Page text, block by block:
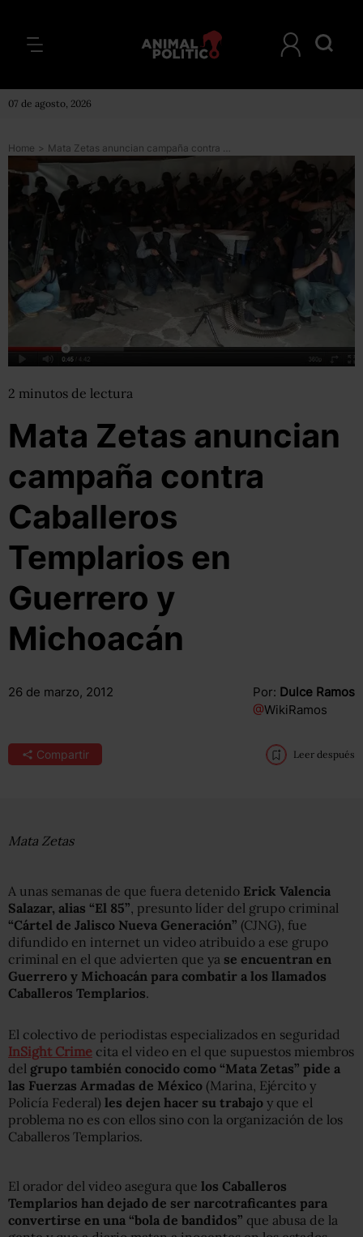
07 de agosto, 2026
Home > Mata Zetas anuncian campaña contra Caballeros Templarios en Guerrero y Michoacán
2 minutos de lectura
Mata Zetas anuncian
campaña contra
Caballeros
Templarios en
Guerrero y
Michoacán
26 de marzo, 2012 Por: Dulce Ramos
@WikiRamos
Compartir Leer después
Mata Zetas
A unas semanas de que fuera detenido Erick Valencia
Salazar, alias “El 85”, presunto líder del grupo criminal
“Cártel de Jalisco Nueva Generación” (CJNG), fue
difundido en internet un video atribuido a ese grupo
criminal en el que advierten que ya se encuentran en
Guerrero y Michoacán para combatir a los llamados
Caballeros Templarios.
El colectivo de periodistas especializados en seguridad
InSight Crime cita el video en el que supuestos miembros
del grupo también conocido como “Mata Zetas” pide a
las Fuerzas Armadas de México (Marina, Ejército y
Policía Federal) les dejen hacer su trabajo y que el
problema no es con ellos sino con la organización de los
Caballeros Templarios.
El orador del video asegura que los Caballeros
Templarios han dejado de ser narcotraficantes para
convertirse en una “bola de bandidos” que abusa de la